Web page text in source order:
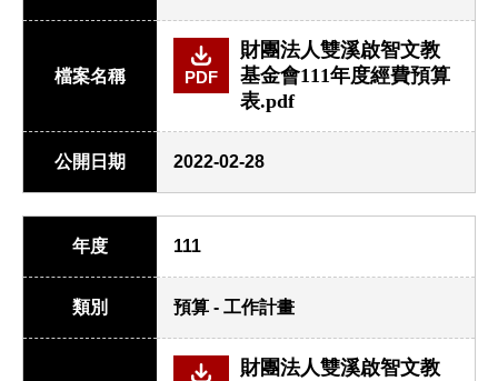
檔案名稱 PDF
財團法人雙溪啟智文教
基金會111年度經費預算
表.pdf
公開日期 2022-02-28
年度 111
類別 預算 - 工作計畫
財團法人雙溪啟智文教